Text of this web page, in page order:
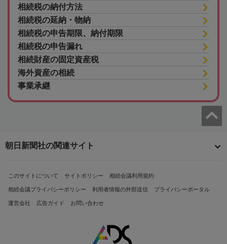
相続税の納付方法
相続税の延納・物納
相続税の申告期限、納付期限
相続税の申告漏れ
相続財産の固定資産税
海外資産の相続
事業承継
朝日新聞社の関連サイト
このサイトについて サイトポリシー 相続会議利用規約
相続会議プライバシーポリシー 利用者情報の外部送信 プライバシーポータル
運営会社 広告ガイド お問い合わせ